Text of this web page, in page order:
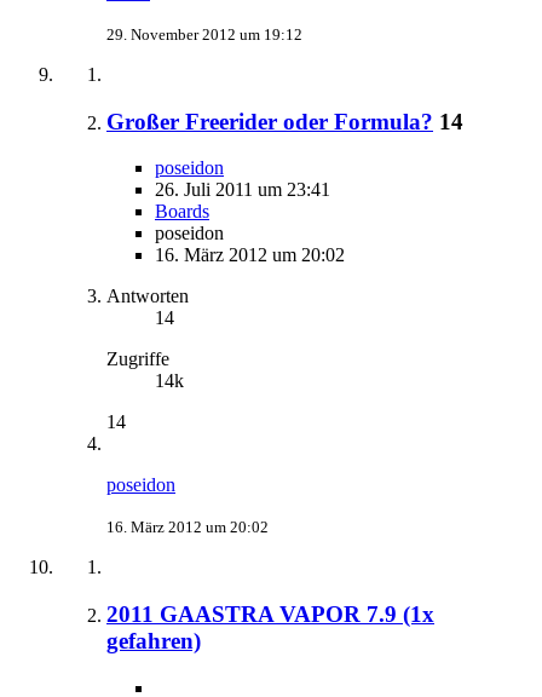
29. November 2012 um 19:12
Großer Freerider oder Formula? 14
poseidon
26. Juli 2011 um 23:41
Boards
poseidon
16. März 2012 um 20:02
Antworten
14
Zugriffe
14k
14
poseidon
16. März 2012 um 20:02
2011 GAASTRA VAPOR 7.9 (1x
gefahren)